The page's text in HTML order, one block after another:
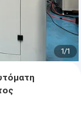
1/1